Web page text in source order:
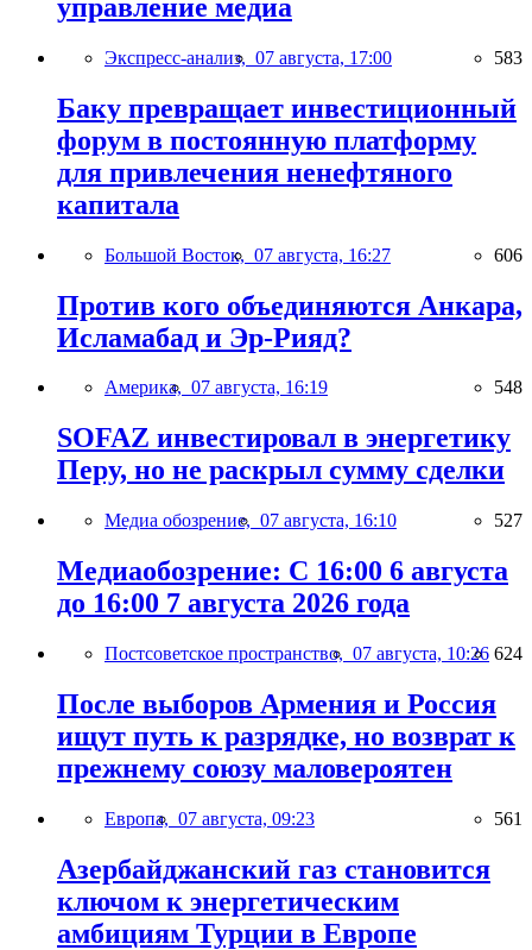
управление медиа
Экспресс-анализ, 07 августа, 17:00 583
Баку превращает инвестиционный
форум в постоянную платформу
для привлечения ненефтяного
капитала
Большой Восток, 07 августа, 16:27 606
Против кого объединяются Анкара,
Исламабад и Эр-Рияд?
Америка, 07 августа, 16:19 548
SOFAZ инвестировал в энергетику
Перу, но не раскрыл сумму сделки
Медиа обозрение, 07 августа, 16:10 527
Медиаобозрение: С 16:00 6 августа
до 16:00 7 августа 2026 года
Постсоветское пространство, 07 августа, 10:26 624
После выборов Армения и Россия
ищут путь к разрядке, но возврат к
прежнему союзу маловероятен
Европа, 07 августа, 09:23 561
Азербайджанский газ становится
ключом к энергетическим
амбициям Турции в Европе